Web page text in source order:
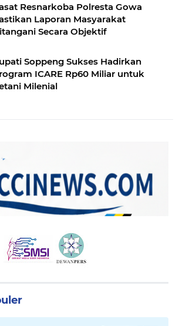
Resnarkoba Polresta Gowa
Laporan Masyarakat
Secara Objektif
Soppeng Sukses Hadirkan
ICARE Rp60 Miliar untuk
Milenial